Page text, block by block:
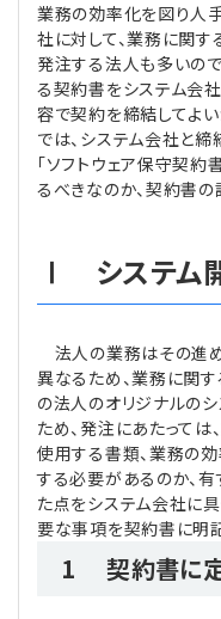
業務の効率化を図り人
社に対して、業務に関
発注する法人も多いの
る契約書をシステム会
容で契約を締結してよ
では、システム会社と
「ソフトウェア保守契約
るべきなのか、契約書の
Ⅰ システム
法人の業務はその進
異なるため、業務に関
の法人のオリジナルの
ため、発注にあたっては
使用する書類、業務の
する必要があるのか、有
た点をシステム会社に
要な事項を契約書に明
1 契約書に